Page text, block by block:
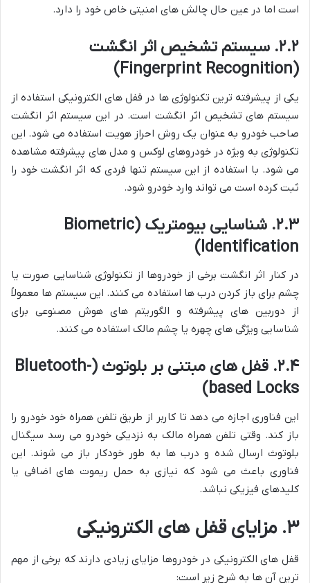
است اما در عین حال چالش های امنیتی خاص خود را دارد.
۲.۲. سیستم تشخیص اثر انگشت
(Fingerprint Recognition)
یکی از پیشرفته ترین تکنولوژی ها در قفل های الکترونیکی استفاده از
سیستم های تشخیص اثر انگشت است. در این سیستم اثر انگشت
صاحب خودرو به عنوان یک روش احراز هویت استفاده می شود. این
تکنولوژی به ویژه در خودروهای لوکس و مدل های پیشرفته مشاهده
می شود. با استفاده از این سیستم تنها فردی که اثر انگشت خود را
ثبت کرده است می تواند وارد خودرو شود.
۲.۳. شناسایی بیومتریک (Biometric
Identification)
در کنار اثر انگشت برخی از خودروها از تکنولوژی شناسایی صورت یا
چشم برای باز کردن درب ها استفاده می کنند. این سیستم ها معمولاً
از دوربین های پیشرفته و الگوریتم های هوش مصنوعی برای
شناسایی ویژگی های چهره یا چشم مالک استفاده می کنند.
۲.۴. قفل های مبتنی بر بلوتوث (Bluetooth-
based Locks)
این فناوری اجازه می دهد تا کاربر از طریق تلفن همراه خود خودرو را
باز کند. وقتی تلفن همراه مالک به نزدیکی خودرو می رسد سیگنال
بلوتوث ارسال شده و درب ها به طور خودکار باز می شوند. این
فناوری باعث می شود که نیازی به حمل ریموت های اضافی یا
کلیدهای فیزیکی نباشد.
۳. مزایای قفل های الکترونیکی
قفل های الکترونیکی در خودروها مزایای زیادی دارند که برخی از مهم
ترین آن ها به شرح زیر است: